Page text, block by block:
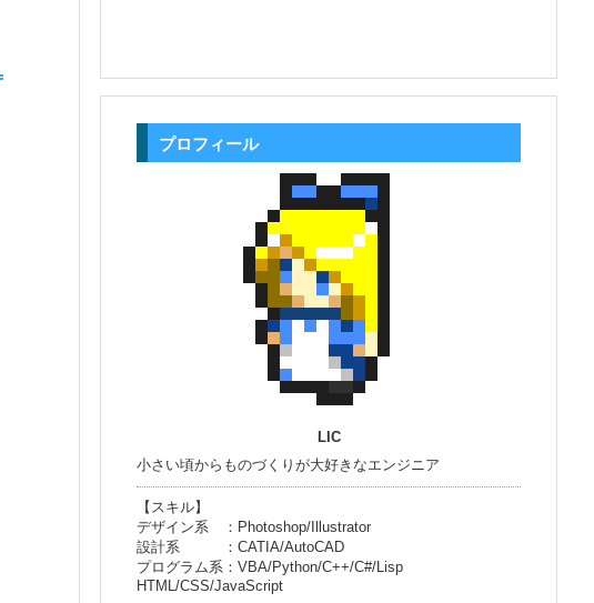
プロフィール
LIC
小さい頃からものづくりが大好きなエンジニア
【スキル】
デザイン系 ：Photoshop/Illustrator
設計系 ：CATIA/AutoCAD
プログラム系：VBA/Python/C++/C#/Lisp
HTML/CSS/JavaScript